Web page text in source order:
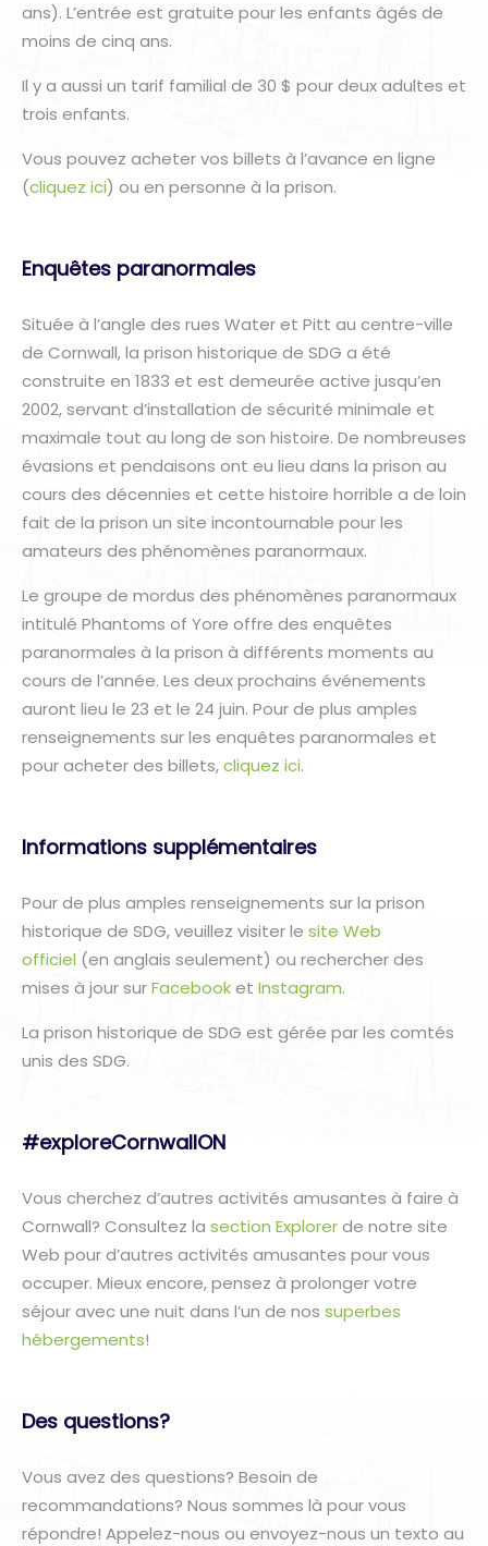
ans). L’entrée est gratuite pour les enfants âgés de
moins de cinq ans.
Il y a aussi un tarif familial de 30 $ pour deux adultes et
trois enfants.
Vous pouvez acheter vos billets à l’avance en ligne
(cliquez ici) ou en personne à la prison.
Enquêtes paranormales
Située à l’angle des rues Water et Pitt au centre-ville
de Cornwall, la prison historique de SDG a été
construite en 1833 et est demeurée active jusqu’en
2002, servant d’installation de sécurité minimale et
maximale tout au long de son histoire. De nombreuses
évasions et pendaisons ont eu lieu dans la prison au
cours des décennies et cette histoire horrible a de loin
fait de la prison un site incontournable pour les
amateurs des phénomènes paranormaux.
Le groupe de mordus des phénomènes paranormaux
intitulé Phantoms of Yore offre des enquêtes
paranormales à la prison à différents moments au
cours de l’année. Les deux prochains événements
auront lieu le 23 et le 24 juin. Pour de plus amples
renseignements sur les enquêtes paranormales et
pour acheter des billets,cliquez ici.
Informations supplémentaires
Pour de plus amples renseignements sur la prison
historique de SDG, veuillez visiter le site Web
officiel (en anglais seulement) ou rechercher des
mises à jour surFacebooket Instagram.
La prison historique de SDG est gérée par les comtés
unis des SDG.
#exploreCornwallON
Vous cherchez d’autres activités amusantes à faire à
Cornwall? Consultez la section Explorerde notre site
Web pour d’autres activités amusantes pour vous
occuper. Mieux encore, pensez à prolonger votre
séjour avec une nuit dans l’un de nos superbes
hébergements!
Des questions?
Vous avez des questions? Besoin de
recommandations? Nous sommes là pour vous
répondre! Appelez-nous ou envoyez-nous un texto au